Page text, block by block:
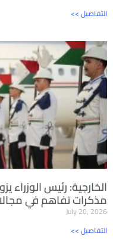
<< التفاصيل
الخارجية: رئيس الوزراء
مذكرات تفاهم في
July 20, 2026
<< التفاصيل